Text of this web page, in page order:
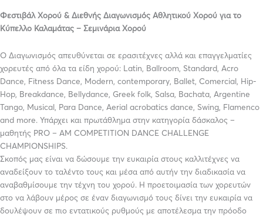
Φεστιβάλ Χορού & Διεθνής Διαγωνισμός Αθλητικού Χορού για το
Κύπελλο Καλαμάτας – Σεμινάρια Χορού
Ο Διαγωνισμός απευθύνεται σε ερασιτέχνες αλλά και επαγγελματίες
χορευτές από όλα τα είδη χορού: Latin, Ballroom, Standard, Acro
Dance, Fitness Dance, Modern, contemporary, Ballet, Comercial, Hip-
Hop, Breakdance, Bellydance, Greek folk, Salsa, Bachata, Argentine
Tango, Musical, Para Dance, Aerial acrobatics dance, Swing, Flamenco
and more. Υπάρχει και πρωτάθλημα στην κατηγορία δάσκαλος –
μαθητής PRO – AM COMPETITION DANCE CHALLENGE
CHAMPIONSHIPS.
Σκοπός μας είναι να δώσουμε την ευκαιρία στους καλλιτέχνες να
αναδείξουν το ταλέντο τους και μέσα από αυτήν την διαδικασία να
αναβαθμίσουμε την τέχνη του χορού. Η προετοιμασία των χορευτών
στο να λάβουν μέρος σε έναν διαγωνισμό τους δίνει την ευκαιρία να
δουλέψουν σε πιο εντατικούς ρυθμούς με αποτέλεσμα την πρόοδο